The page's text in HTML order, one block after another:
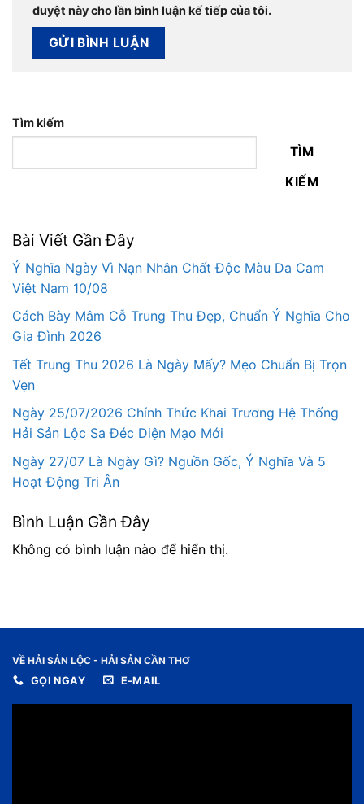
duyệt này cho lần bình luận kế tiếp của tôi.
Tìm kiếm
TÌM
KIẾM
Bài Viết Gần Đây
Ý Nghĩa Ngày Vì Nạn Nhân Chất Độc Màu Da Cam
Việt Nam 10/08
Cách Bày Mâm Cỗ Trung Thu Đẹp, Chuẩn Ý Nghĩa Cho
Gia Đình 2026
Tết Trung Thu 2026 Là Ngày Mấy? Mẹo Chuẩn Bị Trọn
Vẹn
Ngày 25/07/2026 Chính Thức Khai Trương Hệ Thống
Hải Sản Lộc Sa Đéc Diện Mạo Mới
Ngày 27/07 Là Ngày Gì? Nguồn Gốc, Ý Nghĩa Và 5
Hoạt Động Tri Ân
Bình Luận Gần Đây
Không có bình luận nào để hiển thị.
VỀ HẢI SẢN LỘC - HẢI SẢN CẦN THƠ
GỌI NGAY
E-MAIL